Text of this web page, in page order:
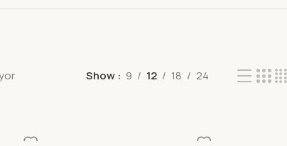
Show 9 12 18 24